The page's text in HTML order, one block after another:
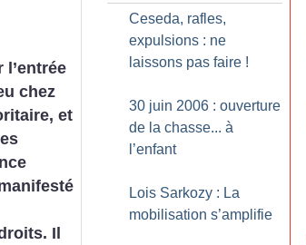
l’entrée
chez
et
Il
Ceseda, rafles,
expulsions : ne
laissons pas faire !
30 juin 2006 : ouverture
de la chasse... à
l’enfant
Lois Sarkozy : La
mobilisation s’amplifie